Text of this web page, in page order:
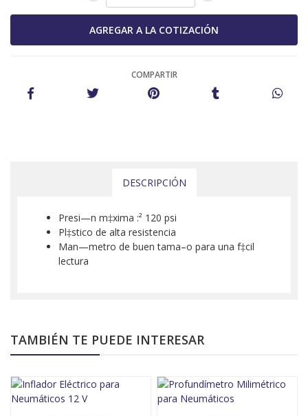
COMPARTIR
DESCRIPCIÓN
Presi—n m‡xima :² 120 psi
Pl‡stico de alta resistencia
Man—metro de buen tama–o para una f‡cil
lectura
TAMBIÉN TE PUEDE INTERESAR